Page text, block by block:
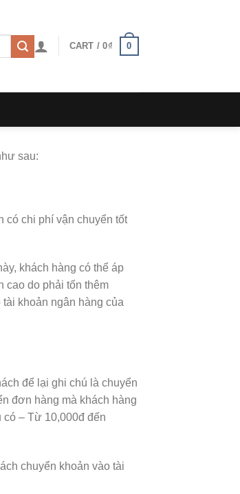
CART /0₫ 0
sau:
có chi phí vận chuyển tốt
khách hàng có thể áp
cao do phải tốn thêm
khoản ngân hàng của
để lại ghi chú là chuyển
đơn hàng mà khách hàng
– Từ 10,000đ đến
chuyển khoản vào tài